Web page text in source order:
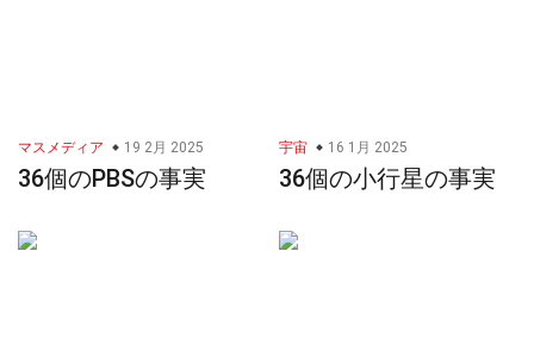
マスメディア 19 2月 2025
36個のPBSの事実
宇宙 16 1月 2025
36個の小行星の事実